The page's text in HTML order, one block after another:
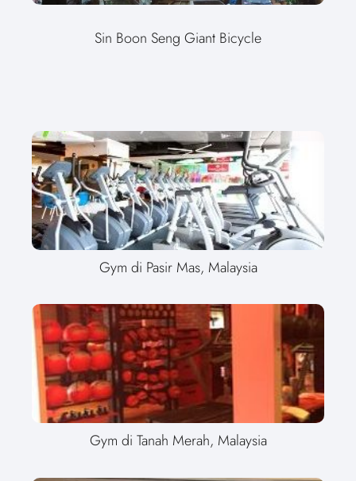
Sin Boon Seng Giant Bicycle
Gym di Pasir Mas, Malaysia
Gym di Tanah Merah, Malaysia